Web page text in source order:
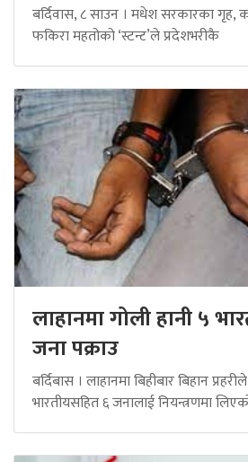
बर्दिवास, ८ साउन । मधेश सरकारका गृह,
फकिरा महतोको ‘स्टन्ट’ले प्रदेशभरीकै
लाहानमा गोली हानी ५
जना पक्राउ
बर्दिबास । लाहानमा बिहीबार बिहान
भारतीयसहित ६ जनालाई नियन्त्रणमा